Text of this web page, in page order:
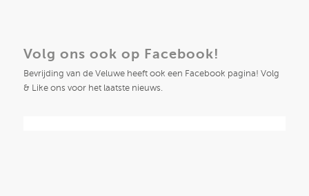
Volg ons ook op Facebook!
Bevrijding van de Veluwe heeft ook een Facebook pagina! Volg
& Like ons voor het laatste nieuws.